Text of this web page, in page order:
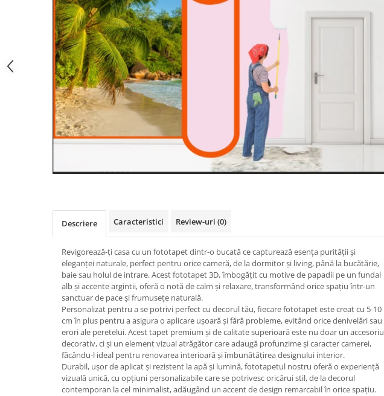
Descriere Caracteristici Review-uri (0)
Revigorează-ți casa cu un fototapet dintr-o bucată ce capturează esența purității și
eleganței naturale, perfect pentru orice cameră, de la dormitor și living, până la bucătărie,
baie sau holul de intrare. Acest fototapet 3D, îmbogățit cu motive de papadii pe un fundal
alb și accente argintii, oferă o notă de calm și relaxare, transformând orice spațiu într-un
sanctuar de pace și frumusețe naturală.
Personalizat pentru a se potrivi perfect cu decorul tău, fiecare fototapet este creat cu 5-10
cm în plus pentru a asigura o aplicare ușoară și fără probleme, evitând orice denivelări sau
erori ale peretelui. Acest tapet premium și de calitate superioară este nu doar un accesoriu
decorativ, ci și un element vizual atrăgător care adaugă profunzime și caracter camerei,
făcându-l ideal pentru renovarea interioară și îmbunătățirea designului interior.
Durabil, ușor de aplicat și rezistent la apă și lumină, fototapetul nostru oferă o experiență
vizuală unică, cu opțiuni personalizabile care se potrivesc oricărui stil, de la decorul
contemporan la cel minimalist, adăugând un accent de design remarcabil în orice spațiu.